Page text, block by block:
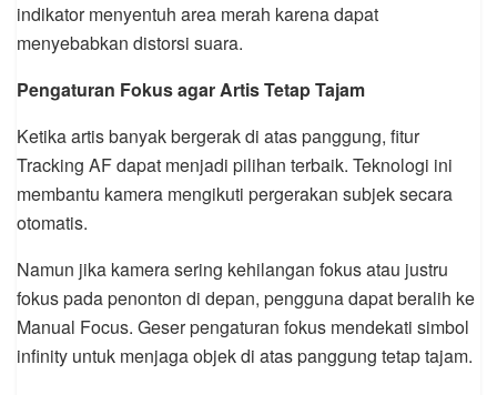
indikator menyentuh area merah karena dapat
menyebabkan distorsi suara.
Pengaturan Fokus agar Artis Tetap Tajam
Ketika artis banyak bergerak di atas panggung, fitur
Tracking AF dapat menjadi pilihan terbaik. Teknologi ini
membantu kamera mengikuti pergerakan subjek secara
otomatis.
Namun jika kamera sering kehilangan fokus atau justru
fokus pada penonton di depan, pengguna dapat beralih ke
Manual Focus. Geser pengaturan fokus mendekati simbol
infinity untuk menjaga objek di atas panggung tetap tajam.